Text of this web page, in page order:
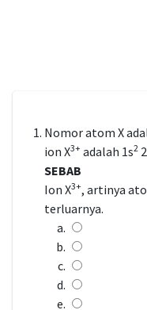
Nomor atom X
ion X3+ adalah 1s2
SEBAB
Ion X3+, artinya
terluarnya.